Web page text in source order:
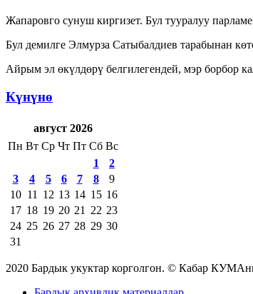
Жапаровго сунуш киргизет. Бул тууралуу
Бул демилге Элмурза Сатыбалдиев тарабынан
Айрым эл өкүлдөрү белгилегендей, мэр борбор
Күнүнө
август 2026
Пн Вт Ср Чт Пт Сб Вс
1
2
3
4 5 6 7 8
9
10 11 12 13 14 15 16
17 18 19 20 21 22 23
24 25 26 27 28 29 30
31
2020 Бардык укуктар корголгон. © Кабар